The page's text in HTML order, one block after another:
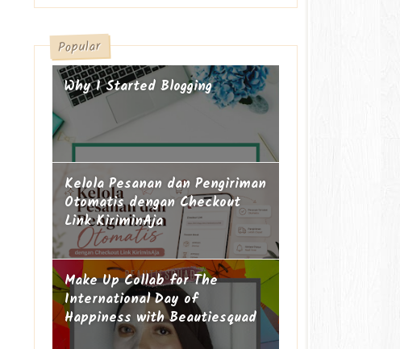
Popular
Why I Started Blogging
Kelola Pesanan dan Pengiriman
Otomatis dengan Checkout
Link KiriminAja
Make Up Collab for The
International Day of
Happiness with Beautiesquad